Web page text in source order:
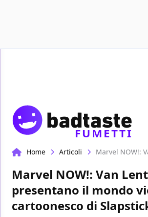
FUMETTI
Home Articoli
Marvel NOW!: Van
presentano il mondo
cartoonesco di